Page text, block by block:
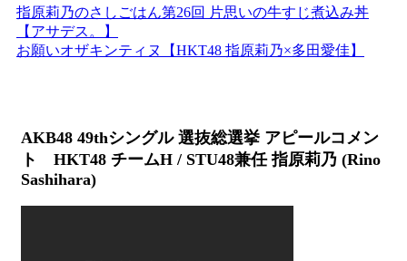
指原莉乃のさしごはん第26回 片思いの牛すじ煮込み丼
【アサデス。】
お願いオザキンティヌ【HKT48 指原莉乃×多田愛佳】
AKB48 49thシングル 選抜総選挙 アピールコメン
ト HKT48 チームH / STU48兼任 指原莉乃 (Rino
Sashihara)